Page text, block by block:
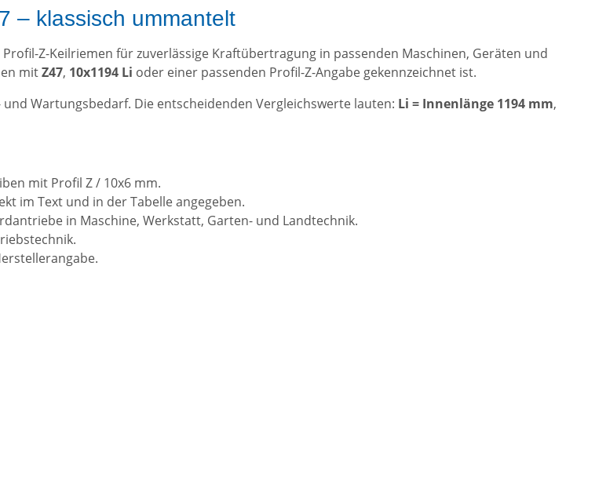
– klassisch ummantelt
Z-Keilriemen für zuverlässige Kraftübertragung in passenden Maschinen, Geräten und
mitZ47, 10x1194 Li oder einer passenden Profil-Z-Angabe gekennzeichnet ist.
Wartungsbedarf. Die entscheidenden Vergleichswerte lauten: Li = Innenlänge 1194 mm,
mit Profil Z / 10x6 mm.
im Text und in der Tabelle angegeben.
in Maschine, Werkstatt, Garten- und Landtechnik.